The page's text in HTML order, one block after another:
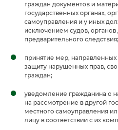
граждан документов и
государственных органах,
самоуправления и у иных
исключением судов, органов
предварительного следствия;
принятие мер,
защиту нарушенных прав,
граждан;
уведомление гражданина о
на рассмотрение в другой
местного самоуправления
лицу в соответствии с их